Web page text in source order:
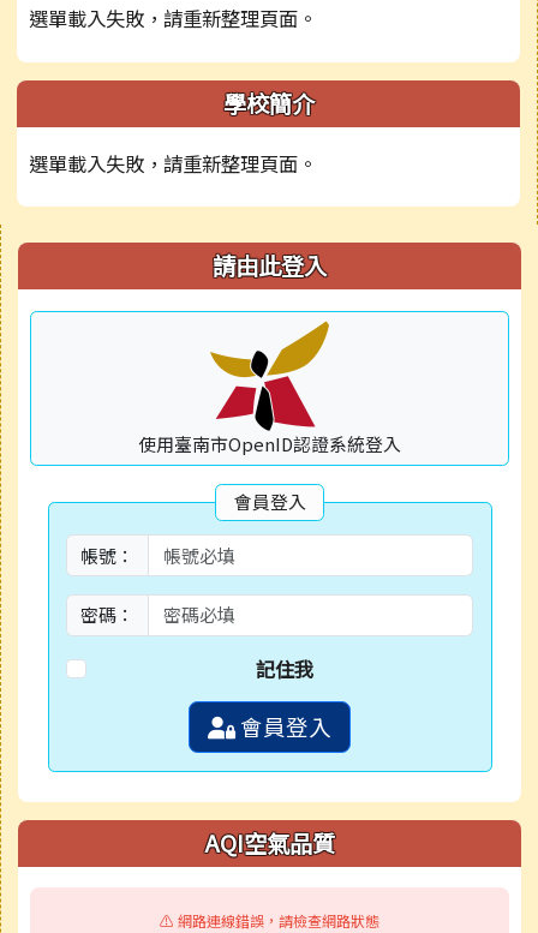
選單載入失敗，請重新整理頁面。
學校簡介
選單載入失敗，請重新整理頁面。
右邊區域內容 請由此登入
使用臺南市OpenID認證系統登入
會員登入
帳號：
密碼：
記住我
會員登入
AQI空氣品質
⚠️ 網路連線錯誤，請檢查網路狀態